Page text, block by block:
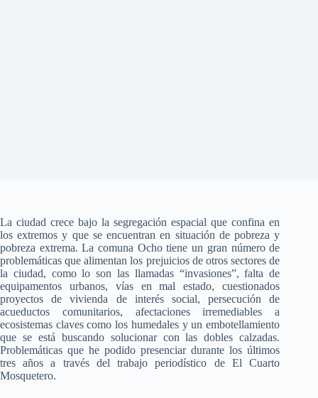
La ciudad crece bajo la segregación espacial que confina en
los extremos y que se encuentran en situación de pobreza y
pobreza extrema. La comuna Ocho tiene un gran número de
problemáticas que alimentan los prejuicios de otros sectores de
la ciudad, como lo son las llamadas “invasiones”, falta de
equipamentos urbanos, vías en mal estado, cuestionados
proyectos de vivienda de interés social, persecución de
acueductos comunitarios, afectaciones irremediables a
ecosistemas claves como los humedales y un embotellamiento
que se está buscando solucionar con las dobles calzadas.
Problemáticas que he podido presenciar durante los últimos
tres años a través del trabajo periodístico de El Cuarto
Mosquetero.